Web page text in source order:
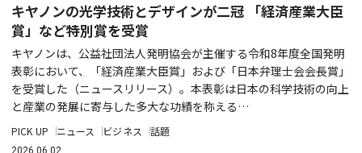
キヤノンの光学技術とデザインが二冠 「経済産業大臣
賞」など特別賞を受賞
キヤノンは、公益社団法人発明協会が主催する令和8年度全国発明
表彰において、「経済産業大臣賞」および「日本弁理士会会長賞」
を受賞した（ニュースリリース）。本表彰は日本の科学技術の向上
と産業の発展に寄与した多大な功績を称える…
PICK UP ニュース ビジネス 話題
2026.06.02